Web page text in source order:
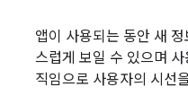
앱이 사용되는 동안 새
스럽게 보일 수 있으며
직임으로 사용자의 시선